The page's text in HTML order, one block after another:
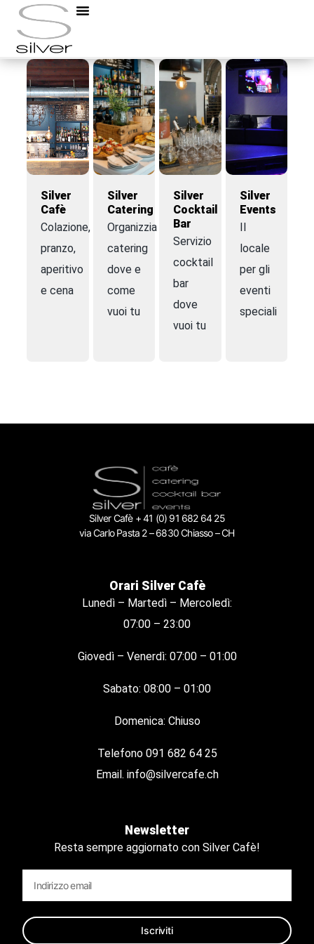
Prosecco rosé millesimato
Silver
Cafè
Colazione,
pranzo,
aperitivo
e cena
Silver
Catering
Organizziamo
catering
dove e
come
vuoi tu
Silver
Cocktail
Bar
Servizio
cocktail
bar
dove
vuoi tu
Silver
Events
Il
locale
per gli
eventi
speciali
Silver Cafè + 41 (0) 91 682 64 25
via Carlo Pasta 2 – 6830 Chiasso – CH
Orari Silver Cafè
Lunedì – Martedì – Mercoledì:
07:00 – 23:00
Giovedì – Venerdì: 07:00 – 01:00
Sabato: 08:00 – 01:00
Domenica: Chiuso
Telefono 091 682 64 25
Email. info@silvercafe.ch
Newsletter
Resta sempre aggiornato con Silver Cafè!
Iscriviti